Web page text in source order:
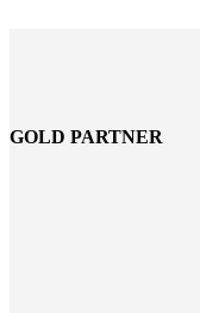
GOLD PARTNER